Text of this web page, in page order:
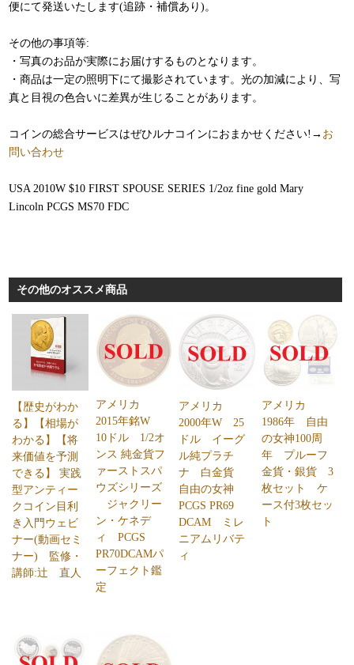
便にて発送いたします(追跡・補償あり)。
その他の事項等:
・写真のお品が実際にお届けするものとなります。
・商品は一定の照明下にて撮影されています。光の加減により、写
真と目視の色合いに差異が生じることがあります。
コインの総合サービスはぜひルナコインにおまかせください!→ お
問い合わせ
USA 2010W $10 FIRST SPOUSE SERIES 1/2oz fine gold Mary
Lincoln PCGS MS70 FDC
その他のオススメ商品
【歴史がわか
る】【相場が
わかる】【将
来価値を予測
できる】 実践
型アンティー
クコイン目利
き入門ウェビ
ナー(動画セミ
ナー) 監修・
講師:辻 直人
アメリカ
2015年銘W
10ドル 1/2オ
ンス 純金貨フ
ァーストスパ
ウズシリーズ
ジャクリー
ン・ケネデ
ィ PCGS
PR70DCAMパ
ーフェクト鑑
定
アメリカ
2000年W 25
ドル イーグ
ル純プラチ
ナ 白金貨
自由の女神
PCGS PR69
DCAM ミレ
ニアムリバテ
ィ
アメリカ
1986年 自由
の女神100周
年 プルーフ
金貨・銀貨 3
枚セット ケ
ース付3枚セッ
ト